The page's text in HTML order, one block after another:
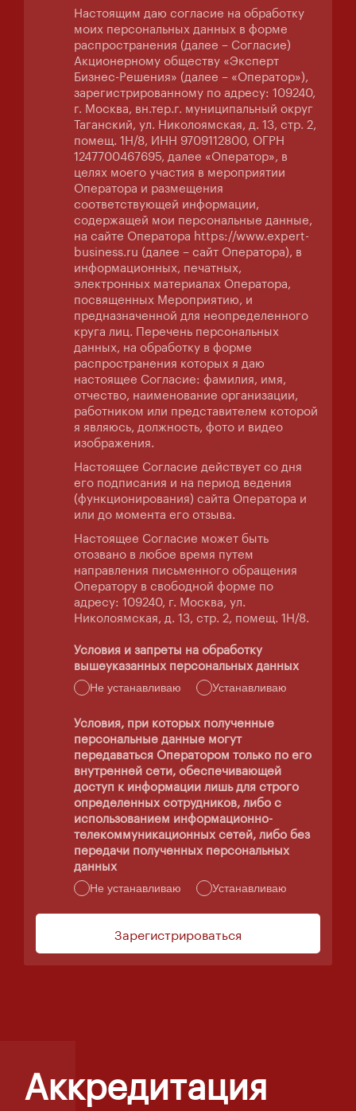
Настоящим даю согласие на обработку
моих персональных данных в форме
распространения (далее – Согласие)
Акционерному обществу «Эксперт
Бизнес-Решения» (далее – «Оператор»),
зарегистрированному по адресу: 109240,
г. Москва, вн.тер.г. муниципальный округ
Таганский, ул. Николоямская, д. 13, стр. 2,
помещ. 1Н/8, ИНН 9709112800, ОГРН
1247700467695, далее «Оператор», в
целях моего участия в мероприятии
Оператора и размещения
соответствующей информации,
содержащей мои персональные данные,
на сайте Оператора https://www.expert-
business.ru (далее – сайт Оператора), в
информационных, печатных,
электронных материалах Оператора,
посвященных Мероприятию, и
предназначенной для неопределенного
круга лиц. Перечень персональных
данных, на обработку в форме
распространения которых я даю
настоящее Согласие: фамилия, имя,
отчество, наименование организации,
работником или представителем которой
я являюсь, должность, фото и видео
изображения.
Настоящее Согласие действует со дня
его подписания и на период ведения
(функционирования) сайта Оператора и
или до момента его отзыва.
Настоящее Согласие может быть
отозвано в любое время путем
направления письменного обращения
Оператору в свободной форме по
адресу: 109240, г. Москва, ул.
Николоямская, д. 13, стр. 2, помещ. 1Н/8.
Условия и запреты на обработку
вышеуказанных персональных данных
Не устанавливаю Устанавливаю
Условия, при которых полученные
персональные данные могут
передаваться Оператором только по его
внутренней сети, обеспечивающей
доступ к информации лишь для строго
определенных сотрудников, либо с
использованием информационно-
телекоммуникационных сетей, либо без
передачи полученных персональных
данных
Не устанавливаю Устанавливаю
Зарегистрироваться
Аккредитация